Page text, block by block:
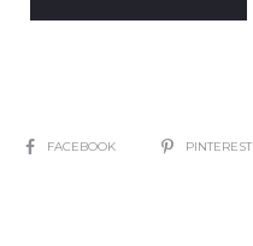
SHAREFACEBOOK PINTEREST